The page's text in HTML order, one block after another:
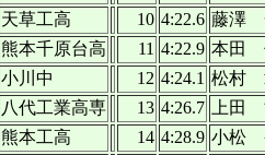
天草工高 10 4:22.6 藤澤
熊本千原台高 11 4:22.9 本田
小川中 12 4:24.1 松村
八代工業高専 13 4:26.7
上田
熊本工高 14 4:28.9 小松